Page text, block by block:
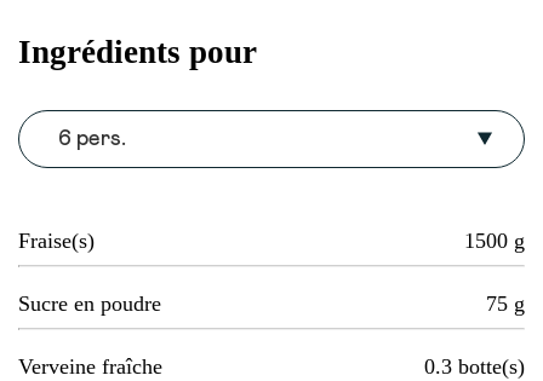
Ingrédients pour
6 pers.
Fraise(s) 1500 g
Sucre en poudre 75 g
Verveine fraîche 0.3 botte(s)